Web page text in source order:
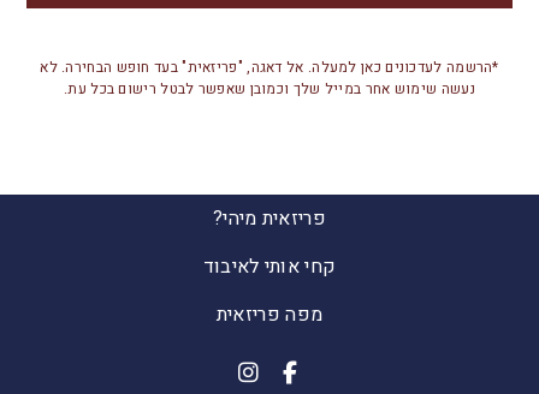
*הרשמה לעדכונים כאן למעלה. אל דאגה, "פריזאית" בעד חופש הבחירה. לא
נעשה שימוש אחר במייל שלך וכמובן שאפשר לבטל רישום בכל עת.
פריזאית מיהי?
קחי אותי לאיבוד
מפה פריזאית